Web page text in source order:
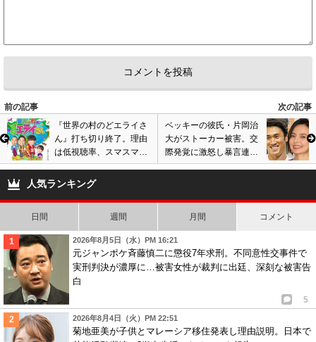
前の記事
次の記事
『世界の村のどエライさ
ん』打ち切り終了。理由
は低視聴率、スマスマの
呪い説も? フジテレビの
番組大コケで苦戦続く
ベッキーの彼氏・片岡治
大がストーカー被害。交
際発覚に激怒し暴言連
発、嫌がらせ行為受け警
人気ランキング
日間 週間 月間 コメント
2026年8月5日（水）PM 16:21
元ジャンポケ斉藤慎二に懲役7年求刑。不同意性交事件で
実刑判決が濃厚に…被害女性が裁判に出廷、深刻な被害告
白
5
2026年8月4日（火）PM 22:51
菊地亜美が子供とマレーシア移住発表し理由説明。日本で